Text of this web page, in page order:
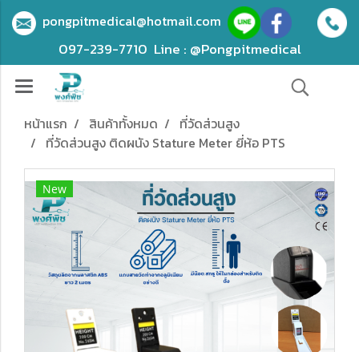
pongpitmedical@hotmail.com
097-239-7710 Line : @Pongpitmedical
หน้าแรก สินค้าทั้งหมด
ที่วัดส่วนสูง
ที่วัดส่วนสูง ติดผนัง Stature Meter ยี่ห้อ PTS
New